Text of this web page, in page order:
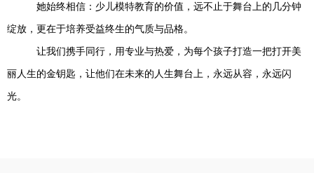
她始终相信：少儿模特教育的价值，远不止于舞台上的几分钟
绽放，更在于培养受益终生的气质与品格。
让我们携手同行，用专业与热爱，为每个孩子打造一把打开美
丽人生的金钥匙，让他们在未来的人生舞台上，永远从容，永远闪
光。